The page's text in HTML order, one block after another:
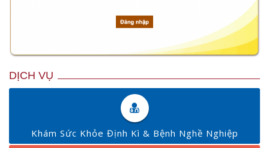
DỊCH VỤ
Khám Sức Khỏe Định Kì & Bệnh Nghề Nghiệp